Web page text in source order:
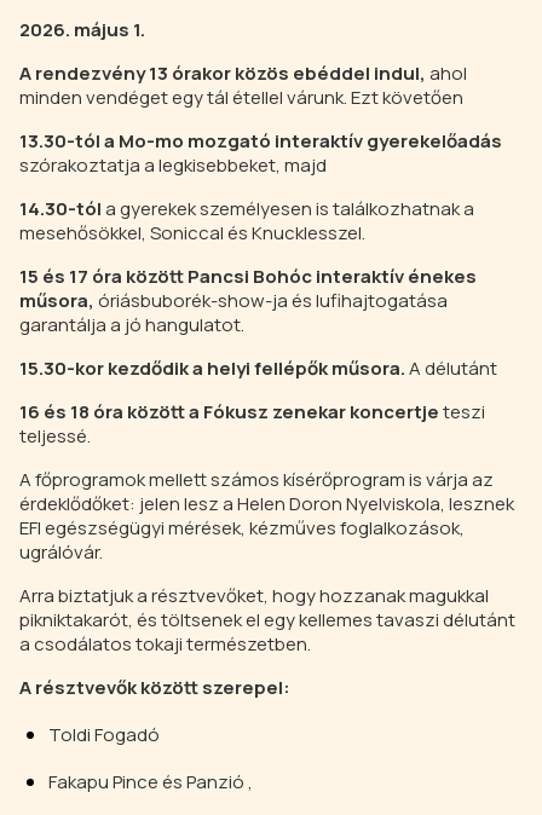
2026. május 1.
A rendezvény 13 órakor közös ebéddel indul, ahol
minden vendéget egy tál étellel várunk. Ezt követően
13.30-tól a Mo-mo mozgató interaktív gyerekelőadás
szórakoztatja a legkisebbeket, majd
14.30-tóla gyerekek személyesen is találkozhatnak a
mesehősökkel, Soniccal és Knucklesszel.
15 és 17 óra között Pancsi Bohóc interaktív énekes
műsora, óriásbuborék-show-ja és lufihajtogatása
garantálja a jó hangulatot.
15.30-kor kezdődik a helyi fellépők műsora.A délutánt
16 és 18 óra között a Fókusz zenekar koncertjeteszi
teljessé.
A főprogramok mellett számos kísérőprogram is várja az
érdeklődőket: jelen lesz a Helen Doron Nyelviskola, lesznek
EFI egészségügyi mérések, kézműves foglalkozások,
ugrálóvár.
Arra biztatjuk a résztvevőket, hogy hozzanak magukkal
pikniktakarót, és töltsenek el egy kellemes tavaszi délutánt
a csodálatos tokaji természetben.
A résztvevők között szerepel:
Toldi Fogadó
Fakapu Pince és Panzió ,